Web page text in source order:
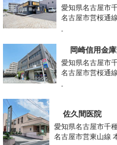
愛知県名古屋市
名古屋市営桜通
-
岡崎信用金
愛知県名古屋市
名古屋市営桜通
-
佐久間医院
愛知県名古屋市千
名古屋市営東山線